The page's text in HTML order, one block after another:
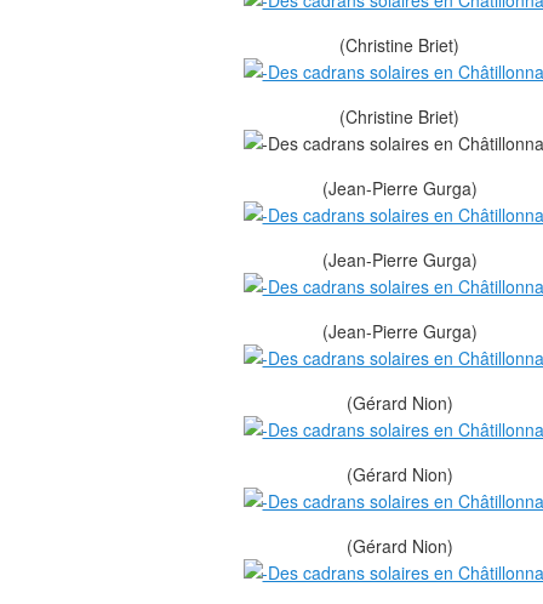
(Christine Briet)
(Christine Briet)
(Jean-Pierre Gurga)
(Jean-Pierre Gurga)
(Jean-Pierre Gurga)
(Gérard Nion)
(Gérard Nion)
(Gérard Nion)